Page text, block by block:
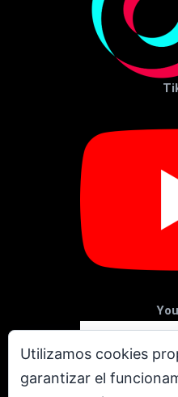
Utilizamos cookies
garantizar el